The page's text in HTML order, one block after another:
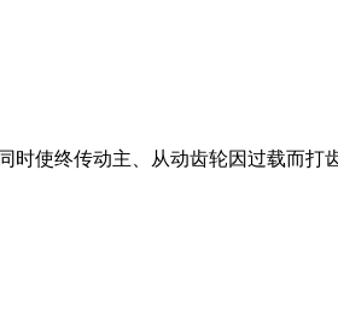
使终传动主、从动齿轮因过载而打